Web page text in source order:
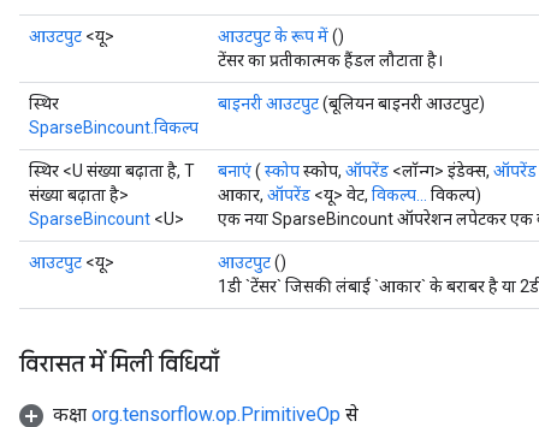
आउटपुट <यू> आउटपुट के रूप में()
टेंसर का प्रतीकात्मक हैंडल लौटाता है।
स्थिर
SparseBincount.विकल्प
बाइनरी आउटपुट(बूलियन बाइनरी आउटपुट)
स्थिर <U संख्या बढ़ाता है, T
संख्या बढ़ाता है>
SparseBincount <U>
बनाएं( स्कोपस्कोप, ऑपरेंड <लॉन्ग> इंडेक्स, ऑपरेंड
आकार, ऑपरेंड <यू> वेट, विकल्प...
विकल्प)
एक नया SparseBincount ऑपरेशन लपेटकर एक
आउटपुट <यू> आउटपुट()
1डी `टेंसर` जिसकी लंबाई `आकार` के बराबर है या
विरासत में मिली विधियाँ
कक्षा org.tensorflow.op.PrimitiveOp से